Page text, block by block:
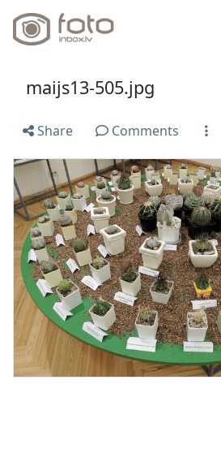
maijs13-505.jpg
Share Comments